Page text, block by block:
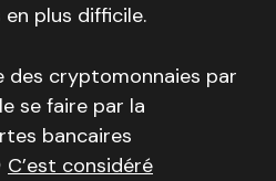
plus difficile.
des cryptomonnaies par
se faire par la
bancaires
C’est considéré